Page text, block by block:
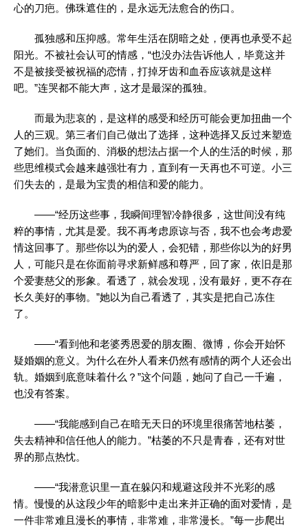
心的刀疤。佛珠遮住的，是永远无法愈合的伤口。
孤独感和压抑感。常年生活在阴暗之处，便再也承受不起
阳光。不被社会认可的情感，“也没办法告诉他人，毕竟这并
不是被接受被祝福的恋情，打掉牙齿和血吞应该就是这样
吧。”连哭都不能大声，这才是最深的孤独。
而最为悲哀的，是这样的感受和经历可能会更加扭曲一个
人的三观。第三者们自己做出了选择，这种选择又反过来塑造
了她们。当负面的、消极的想法占据一个人的生活的时候，那
些思维模式会越来越强壮有力，直到有一天再也不可逆。小三
们失去的，是最为宝贵的相信和爱的能力。
——“经历这些事，我瞬间理智冷静很多，这世间没有纯
粹的事情，尤其是爱。我不再考虑原谅与否，我不也会考虑爱
情这回事了。那些你以为的爱人，会犯错，那些你以为的好男
人，可能只是在你面前寻求新鲜感和尊严，回了家，依旧是那
个爱妻慈父的形象。看透了，就会发现，没有最好，更不存在
长久美好的事物。”她以为自己看透了，其实是把自己冻住
了。
——“看到他和老婆秀恩爱的朋友圈、微博，你会开始怀
疑婚姻的意义。为什么在外人看来仍然有感情的两个人还会出
轨。婚姻到底意味着什么？”这个问题，她问了自己一千遍，
也没有答案。
——“我能感到自己在暗无天日的环境里很痛苦地枯萎，
失去精神和信任他人的能力。”枯萎的不只是青春，还有对世
界的那点热忱。
——“我潜意识里一直在躲闪和规避这段并不光彩的感
情。慢慢的从这段少年的暗影中走出来并正确的面对爱情，是
一件非常难且漫长的事情，非常难，非常漫长。”每一步爬出